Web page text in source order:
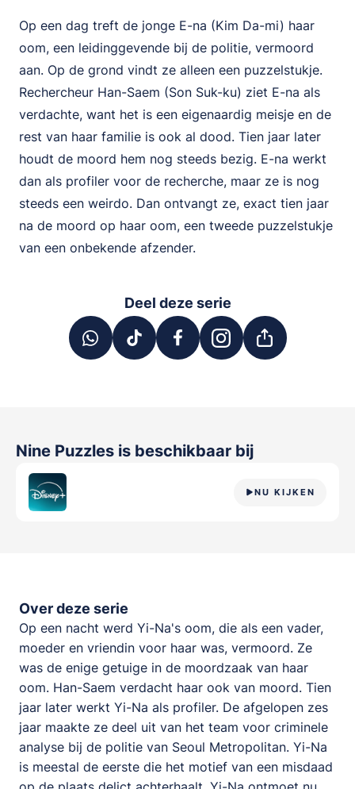
Op een dag treft de jonge E-na (Kim Da-mi) haar
oom, een leidinggevende bij de politie, vermoord
aan. Op de grond vindt ze alleen een puzzelstukje.
Rechercheur Han-Saem (Son Suk-ku) ziet E-na als
verdachte, want het is een eigenaardig meisje en de
rest van haar familie is ook al dood. Tien jaar later
houdt de moord hem nog steeds bezig. E-na werkt
dan als profiler voor de recherche, maar ze is nog
steeds een weirdo. Dan ontvangt ze, exact tien jaar
na de moord op haar oom, een tweede puzzelstukje
van een onbekende afzender.
Deel deze serie
Nine Puzzles is beschikbaar bij
NU KIJKEN
Over deze serie
Op een nacht werd Yi-Na's oom, die als een vader,
moeder en vriendin voor haar was, vermoord. Ze
was de enige getuige in de moordzaak van haar
oom. Han-Saem verdacht haar ook van moord. Tien
jaar later werkt Yi-Na als profiler. De afgelopen zes
jaar maakte ze deel uit van het team voor criminele
analyse bij de politie van Seoul Metropolitan. Yi-Na
is meestal de eerste die het motief van een misdaad